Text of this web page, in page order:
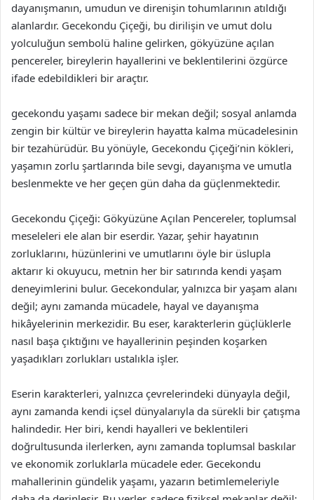
dayanışmanın, umudun ve direnişin tohumlarının atıldığı
alanlardır. Gecekondu Çiçeği, bu dirilişin ve umut dolu
yolculuğun sembolü haline gelirken, gökyüzüne açılan
pencereler, bireylerin hayallerini ve beklentilerini özgürce
ifade edebildikleri bir araçtır.
gecekondu yaşamı sadece bir mekan değil; sosyal anlamda
zengin bir kültür ve bireylerin hayatta kalma mücadelesinin
bir tezahürüdür. Bu yönüyle, Gecekondu Çiçeği’nin kökleri,
yaşamın zorlu şartlarında bile sevgi, dayanışma ve umutla
beslenmekte ve her geçen gün daha da güçlenmektedir.
Gecekondu Çiçeği: Gökyüzüne Açılan Pencereler, toplumsal
meseleleri ele alan bir eserdir. Yazar, şehir hayatının
zorluklarını, hüzünlerini ve umutlarını öyle bir üslupla
aktarır ki okuyucu, metnin her bir satırında kendi yaşam
deneyimlerini bulur. Gecekondular, yalnızca bir yaşam alanı
değil; aynı zamanda mücadele, hayal ve dayanışma
hikâyelerinin merkezidir. Bu eser, karakterlerin güçlüklerle
nasıl başa çıktığını ve hayallerinin peşinden koşarken
yaşadıkları zorlukları ustalıkla işler.
Eserin karakterleri, yalnızca çevrelerindeki dünyayla değil,
aynı zamanda kendi içsel dünyalarıyla da sürekli bir çatışma
halindedir. Her biri, kendi hayalleri ve beklentileri
doğrultusunda ilerlerken, aynı zamanda toplumsal baskılar
ve ekonomik zorluklarla mücadele eder. Gecekondu
mahallerinin gündelik yaşamı, yazarın betimlemeleriyle